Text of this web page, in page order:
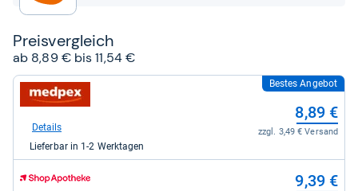
Preis­ver­gleich
ab 8,89 € bis 11,54 €
zum
Shop:
medpex
8,89
kaufen.
Bestes Angebot
8,89 €
zzgl. 3,49 € Versand
Details
Lieferbar in 1-2 Werktagen
Shop:
9,39 €